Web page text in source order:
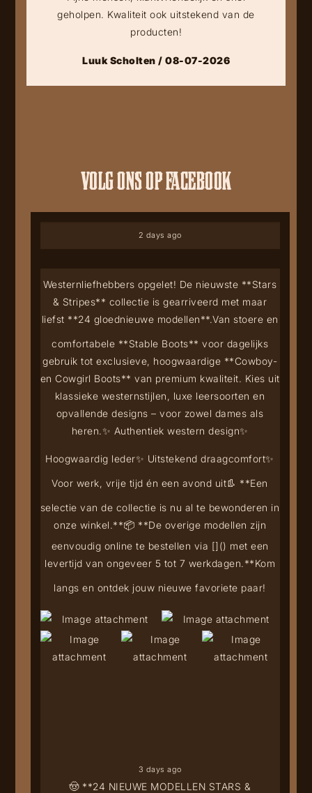
geholpen. Kwaliteit ook uitstekend van de
producten!
Luuk Scholten / 08-07-2026
VOLG ONS OP FACEBOOK
2 days ago
🤠 **24 NIEUWE MODELLEN STARS &
Westernliefhebbers opgelet! De nieuwste **Stars
& Stripes** collectie is gearriveerd met maar
liefst **24 gloednieuwe modellen**.Van stoere en
comfortabele **Stable Boots** voor dagelijks
gebruik tot exclusieve, hoogwaardige **Cowboy-
en Cowgirl Boots** van premium kwaliteit. Kies uit
klassieke westernstijlen, luxe leersoorten en
opvallende designs – voor zowel dames als
heren.✨ Authentiek western design✨
Hoogwaardig leder✨ Uitstekend draagcomfort✨
Voor werk, vrije tijd én een avond uit👢 **Een
selectie van de collectie is nu al te bewonderen in
onze winkel.**📦 **De overige modellen zijn
eenvoudig online te bestellen via []() met een
levertijd van ongeveer 5 tot 7 werkdagen.**Kom
langs en ontdek jouw nieuwe favoriete paar!
3 days ago